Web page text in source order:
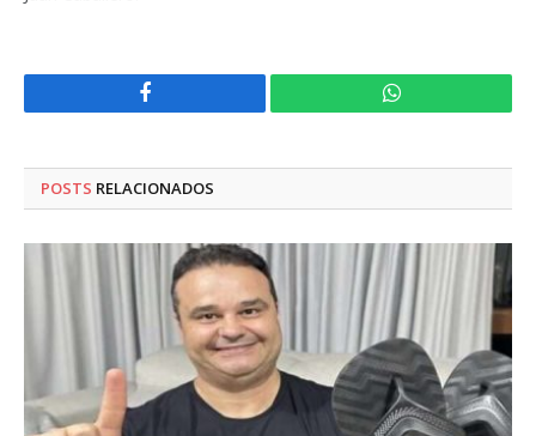
Facebook WhatsApp
POSTS RELACIONADOS